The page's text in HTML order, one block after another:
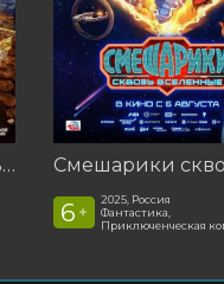
Последний богатырь. Колобок
6 +
2025, Россия
Фантастика,
Приключенческая